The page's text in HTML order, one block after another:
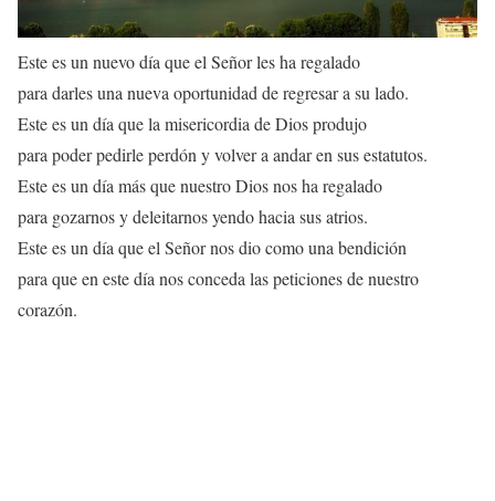
Este es un nuevo día que el Señor les ha regalado
para darles una nueva oportunidad de regresar a su lado.
Este es un día que la misericordia de Dios produjo
para poder pedirle perdón y volver a andar en sus estatutos.
Este es un día más que nuestro Dios nos ha regalado
para gozarnos y deleitarnos yendo hacia sus atrios.
Este es un día que el Señor nos dio como una bendición
para que en este día nos conceda las peticiones de nuestro
corazón.